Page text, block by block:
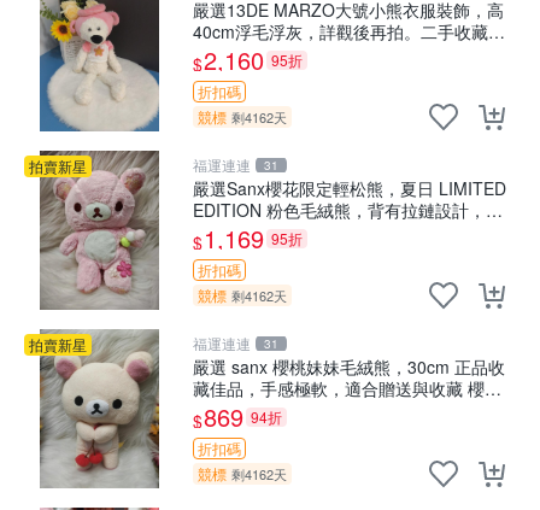
嚴選13DE MARZO大號小熊衣服裝飾，高
40cm浮毛浮灰，詳觀後再拍。二手收藏請
珍惜。 13DE MARZO 二手 小熊 衣服裝飾
$2,160 95折
折扣碼
競標 剩4162天
拍賣新星 福運連連 31
嚴選Sanx櫻花限定輕松熊，夏日 LIMITED
EDITION 粉色毛絨熊，背有拉鏈設計，肚
內填充豆袋，精致工藝呈現，狀態如新，
適合收藏與送人 櫻花、
$1,169 95折
折扣碼
競標 剩4162天
拍賣新星 福運連連 31
嚴選 sanx 櫻桃妹妹毛絨熊，30cm 正品收
藏佳品，手感極軟，適合贈送與收藏 櫻桃
妹妹、sanx、毛絨熊
$869 94折
折扣碼
競標 剩4162天